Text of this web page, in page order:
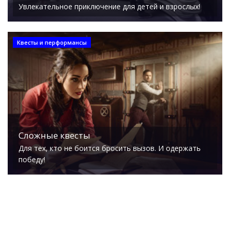
Увлекательное приключение для детей и взрослых!
Квесты и перформансы
Сложные квесты
Для тех, кто не боится бросить вызов. И одержать
победу!